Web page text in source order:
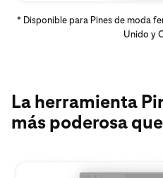
* Disponible para Pines de moda
Unido y
La herramienta
más poderosa